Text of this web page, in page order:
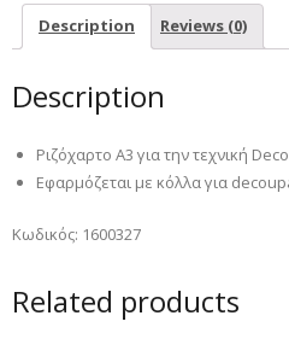
Description Reviews (0)
Description
Ριζόχαρτο Α3 για την τεχνική
Εφαρμόζεται με κόλλα για
Κωδικός: 1600327
Related products